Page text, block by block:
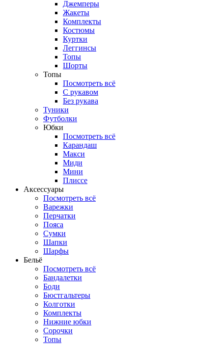
Джемперы
Жакеты
Комплекты
Костюмы
Куртки
Леггинсы
Топы
Шорты
Топы
Посмотреть всё
C рукавом
Без рукава
Туники
Футболки
Юбки
Посмотреть всё
Карандаш
Макси
Миди
Мини
Плиссе
Аксессуары
Посмотреть всё
Варежки
Перчатки
Пояса
Сумки
Шапки
Шарфы
Бельё
Посмотреть всё
Бандалетки
Боди
Бюстгальтеры
Колготки
Комплекты
Нижние юбки
Сорочки
Топы